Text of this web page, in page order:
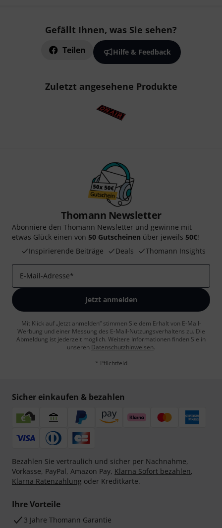
Gefällt Ihnen, was Sie sehen?
Teilen Hilfe & Feedback
Zuletzt angesehene Produkte
Thomann Newsletter
Abonniere den Thomann Newsletter und gewinne mit
etwas Glück einen von 50 Gutscheinen über jeweils 50€!
Inspirierende Beiträge
Deals Thomann Insights
E-Mail-Adresse*
Jetzt anmelden
Mit Klick auf „Jetzt anmelden“ stimmen Sie dem Erhalt von E-Mail-
Werbung und einer Messung des E-Mail-Nutzungsverhaltens zu. Die
Abmeldung ist jederzeit möglich. Weitere Informationen finden Sie in
unseren Datenschutzhinweisen.
* Pflichtfeld
Sicher einkaufen & bezahlen
Bezahlen Sie vertraulich und sicher per Nachnahme,
Vorkasse, PayPal, Amazon Pay, Klarna Sofort bezahlen,
Klarna Ratenzahlung oder Kreditkarte.
Ihre Vorteile
3 Jahre Thomann Garantie